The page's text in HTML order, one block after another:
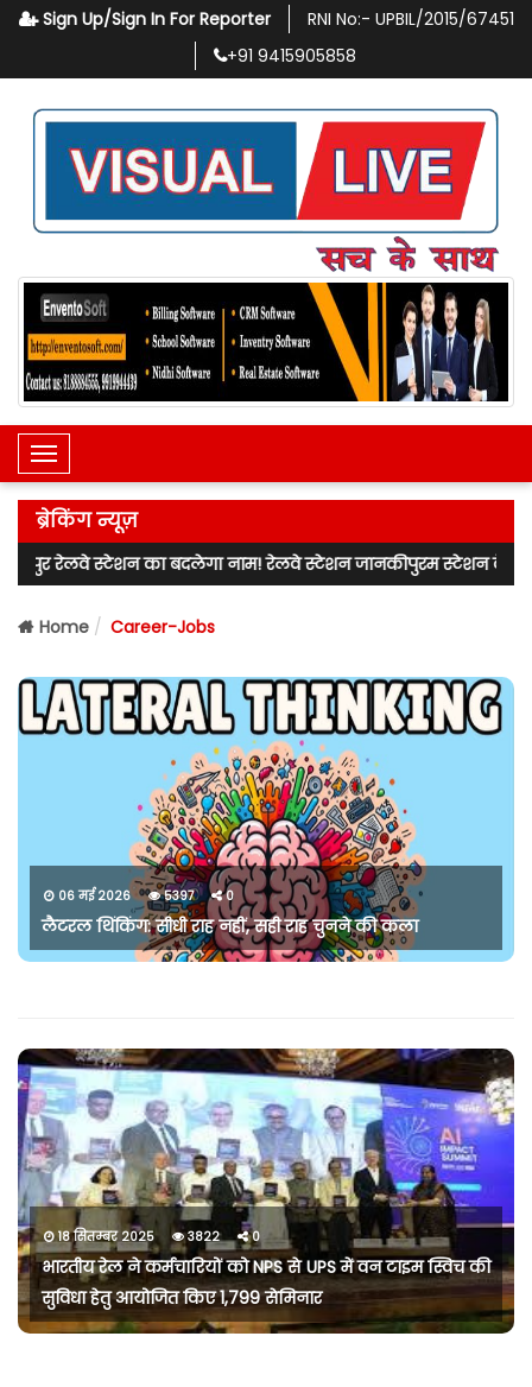
Sign Up/Sign In For Reporter RNI No:- UPBIL/2015/67451
+91 9415905858
Toggle Navigation
ब्रेकिंग न्यूज़
स्टेशन का बदलेगा नाम! रेलवे स्टेशन जानकीपुरम स्टेशन के नाम से जाना
Home Career-Jobs
06 मई 2026 5397 0
लैटरल थिंकिंग: सीधी राह नहीं, सही राह चुनने की कला
18 सितम्बर 2025 3822 0
भारतीय रेल ने कर्मचारियों को NPS से UPS में वन टाइम स्विच की
सुविधा हेतु आयोजित किए 1,799 सेमिनार